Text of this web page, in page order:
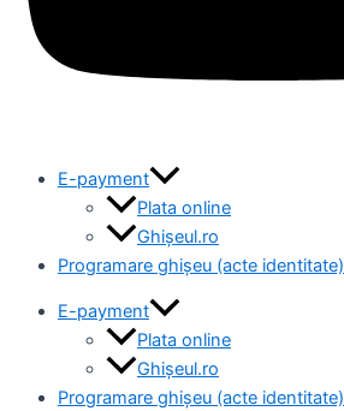
E-payment
Plata online
Ghișeul.ro
Programare ghișeu (acte identitate)
E-payment
Plata online
Ghișeul.ro
Programare ghișeu (acte identitate)